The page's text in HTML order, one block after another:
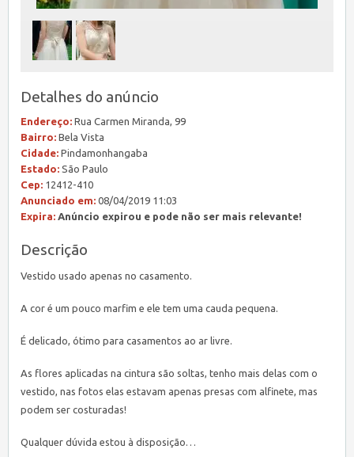
Detalhes do anúncio
Endereço: Rua Carmen Miranda, 99
Bairro: Bela Vista
Cidade: Pindamonhangaba
Estado: São Paulo
Cep: 12412-410
Anunciado em: 08/04/2019 11:03
Expira: Anúncio expirou e pode não ser mais relevante!
Descrição
Vestido usado apenas no casamento.
A cor é um pouco marfim e ele tem uma cauda pequena.
É delicado, ótimo para casamentos ao ar livre.
As flores aplicadas na cintura são soltas, tenho mais delas com o
vestido, nas fotos elas estavam apenas presas com alfinete, mas
podem ser costuradas!
Qualquer dúvida estou à disposição…